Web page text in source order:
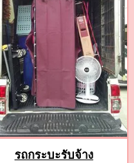
รถกระบะรับจ้าง